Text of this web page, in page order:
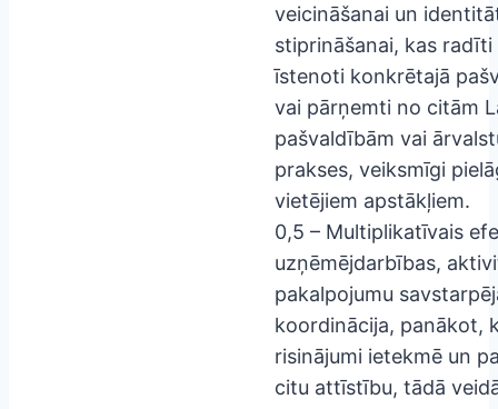
veicināšanai un
stiprināšanai, kas radīti
īstenoti konkrētajā
vai pārņemti no citām
pašvaldībām vai
prakses, veiksmīgi
vietējiem apstākļiem.
0,5 – Multiplikatīvais
uzņēmējdarbības,
pakalpojumu
koordinācija, panākot,
risinājumi ietekmē un
citu attīstību, tādā